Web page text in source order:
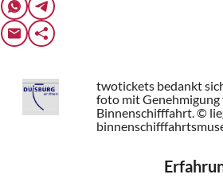
twotickets bedankt
foto mit
Binnenschifffahrt. ©